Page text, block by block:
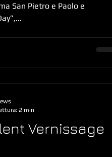
San Pietro e Paolo e
Vernissage
2 min